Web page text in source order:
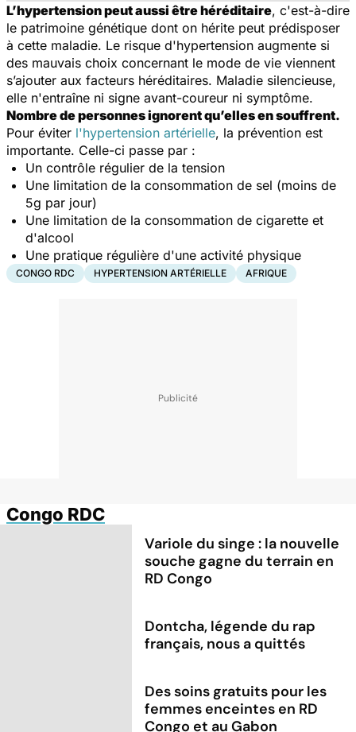
L’hypertension peut aussi être héréditaire, c'est-à-dire
le patrimoine génétique dont on hérite peut prédisposer
à cette maladie. Le risque d'hypertension augmente si
des mauvais choix concernant le mode de vie viennent
s’ajouter aux facteurs héréditaires. Maladie silencieuse,
elle n'entraîne ni signe avant-coureur ni symptôme.
Nombre de personnes ignorent qu’elles en souffrent.
Pour éviter l'hypertension artérielle, la prévention est
importante. Celle-ci passe par :
Un contrôle régulier de la tension
Une limitation de la consommation de sel (moins de
5g par jour)
Une limitation de la consommation de cigarette et
d'alcool
Une pratique régulière d'une activité physique
CONGO RDC HYPERTENSION ARTÉRIELLE AFRIQUE
Congo RDC
Variole du singe : la nouvelle
souche gagne du terrain en
RD Congo
Dontcha, légende du rap
français, nous a quittés
Des soins gratuits pour les
femmes enceintes en RD
Congo et au Gabon